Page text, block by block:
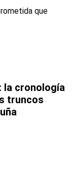
la cronología
truncos